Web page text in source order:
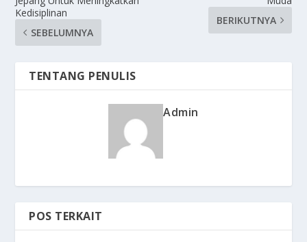
Kedisiplinan
SEBELUMNYA
BERIKUTNYA
TENTANG PENULIS
Admin
POS TERKAIT